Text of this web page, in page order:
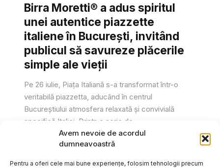
Avem nevoie de acordul
dumneavoastră
Pentru a oferi cele mai bune experiențe, folosim tehnologii precum
Birra Moretti® a adus spiritul
unei autentice piazzette
italiene în București, invitând
publicul să savureze plăcerile
simple ale vieții
Pe 26 iulie, Piața Italiană s-a transformat într-o
veritabilă piazzetta, aducând în centrul
Bucureștiului atmosfera relaxată și convivială
specifică Italiei. Printr-o serie de...
Gabriel Barliga